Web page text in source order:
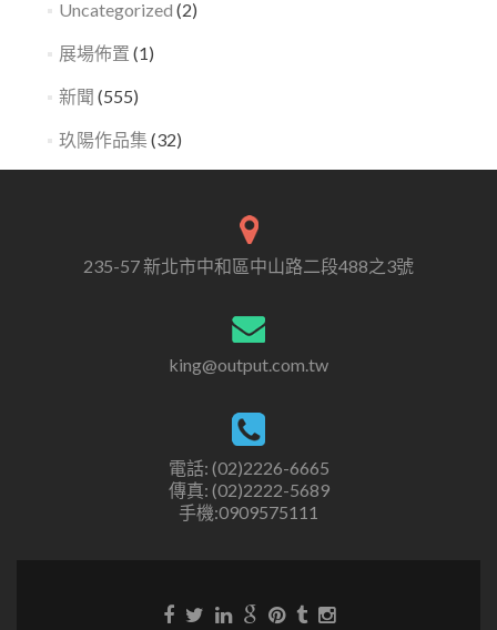
Uncategorized (2)
展場佈置 (1)
新聞 (555)
玖陽作品集 (32)
235-57 新北市中和區中山路二段488之3號
king@output.com.tw
電話: (02)2226-6665
傳真: (02)2222-5689
手機:0909575111